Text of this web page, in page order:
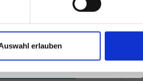
erlauben
Nein, danke